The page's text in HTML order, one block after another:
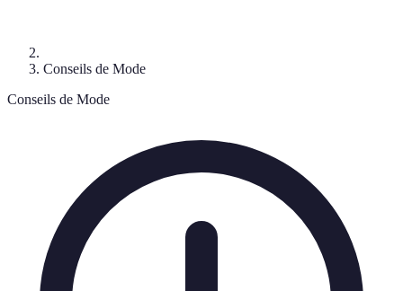
Conseils de Mode
Conseils de Mode